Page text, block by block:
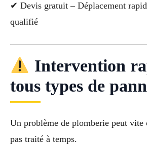
✔ Devis gratuit – Déplacement
qualifié
Intervention
tous types de
Un problème de plomberie peut vite
pas traité à temps.